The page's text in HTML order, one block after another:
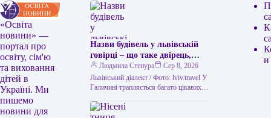
«Освіта
новини» —
портал про
освіту, сім'ю
та виховання
дітей в
Україні. Ми
пишемо
новини для
Назви будівель у львівській
говірці – що таке двірець,
креденс, кнайпа
Людмила Степура
Сер 8, 2026
Львівський діалект / Фото: lviv.travel У
Галичині трапляється багато цікавих
навіть досвідченого мандрівника. Тож
не дивно,…
и